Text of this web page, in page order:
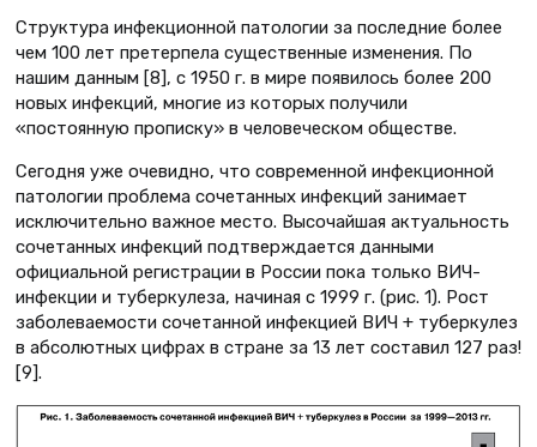
Структура инфекционной патологии за последние более
чем 100 лет претерпела существенные изменения. По
нашим данным [8], с 1950 г. в мире появилось более 200
новых инфекций, многие из которых получили
«постоянную прописку» в человеческом обществе.
Сегодня уже очевидно, что современной инфекционной
патологии проблема сочетанных инфекций занимает
исключительно важное место. Высочайшая актуальность
сочетанных инфекций подтверждается данными
официальной регистрации в России пока только ВИЧ-
инфекции и туберкулеза, начиная с 1999 г. (рис. 1). Рост
заболеваемости сочетанной инфекцией ВИЧ + туберкулез
в абсолютных цифрах в стране за 13 лет составил 127 раз!
[9].